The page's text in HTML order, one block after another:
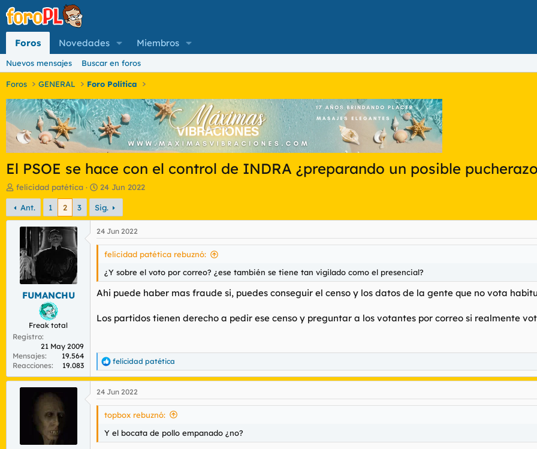
Foros Novedades Miembros
Nuevos mensajes Buscar en foros
Foros GENERAL Foro Política
El PSOE se hace con el control de INDRA ¿preparando un posible
I
n
i
c
d
o
d
m
felicidad patética
F
e
c
h
a
d
i
c
o
24 Jun 2022
Ant. 1 2 3 Sig.
FUMANCHU
Freak total
Registro
21 May 2009
Mensajes
19.564
Reacciones
19.083
24 Jun 2022
felicidad patética rebuznó:
¿Y sobre el voto por correo? ¿ese también se tiene tan vigilado como el presencial?
Ahi puede haber mas fraude si, puedes conseguir el censo y los datos de la gente que no vota
Los partidos tienen derecho a pedir ese censo y preguntar a los votantes por correo si realmente
R
e
a
c
c
n
e
felicidad patética
24 Jun 2022
topbox rebuznó:
Y el bocata de pollo empanado ¿no?